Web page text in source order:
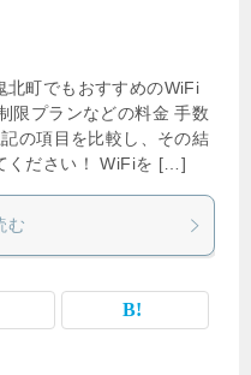
北町でもおすすめのWiFi
限プランなどの料金 手数
の項目を比較し、その結
ください！ WiFiを […]
む